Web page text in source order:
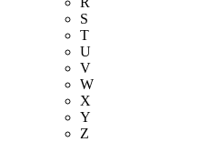
S
T
U
V
W
X
Y
Z